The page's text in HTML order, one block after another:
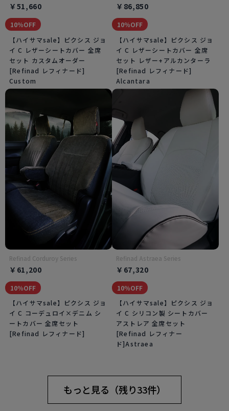
￥51,660
10％OFF
【ハイサマsale】ピクシス ジョ
イ C レザーシートカバー 全席
セット カスタムオーダー
[Refinad レフィナード]
Custom
￥86,850
10％OFF
【ハイサマsale】ピクシス ジョ
イ C レザーシートカバー 全席
セット レザー+アルカンターラ
[Refinad レフィナード]
Alcantara
Refinad Corduroy Series
￥61,200
10％OFF
【ハイサマsale】ピクシス ジョ
イ C コーデュロイ×デニム シ
ートカバー 全席セット
[Refinad レフィナード]
Refinad Astraea Series
￥67,320
10％OFF
【ハイサマsale】ピクシス ジョ
イ C シリコン製 シートカバー
アストレア 全席セット
[Refinad レフィナー
ド]Astraea
もっと見る（残り33件）